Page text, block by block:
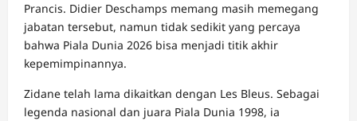
Prancis. Didier Deschamps memang masih memegang
jabatan tersebut, namun tidak sedikit yang percaya
bahwa Piala Dunia 2026 bisa menjadi titik akhir
kepemimpinannya.
Zidane telah lama dikaitkan dengan Les Bleus. Sebagai
legenda nasional dan juara Piala Dunia 1998, ia